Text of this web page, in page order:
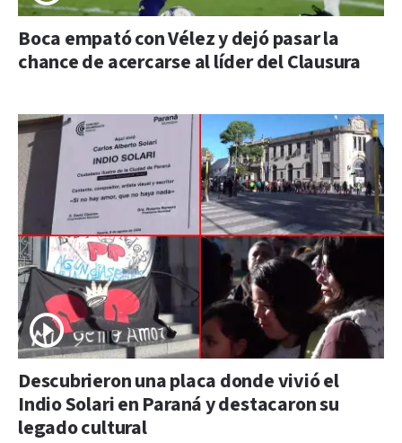
Boca empató con Vélez y dejó pasar la
chance de acercarse al líder del Clausura
Descubrieron una placa donde vivió el
Indio Solari en Paraná y destacaron su
legado cultural